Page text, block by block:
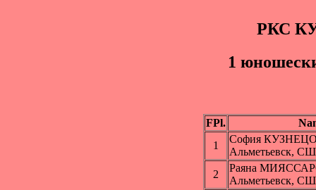
РКС
1
FPl.
1
София
Альметьевск,
2
Раяна
Альметьевск,